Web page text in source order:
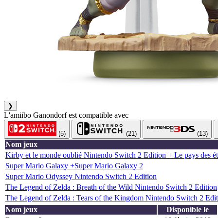
❯
L'amiibo Ganondorf est compatible avec
(5) (21) (13)
Nom jeux
Kirby et le monde oublié Nintendo Switch 2 Edition + Le pays des
Super Mario Galaxy +Super Mario Galaxy 2
Super Mario Odyssey Nintendo Switch 2 Edition
The Legend of Zelda : Breath of the Wild Nintendo Switch 2 Edition
The Legend of Zelda : Tears of the Kingdom Nintendo Switch 2
Nom jeux
Disponible le